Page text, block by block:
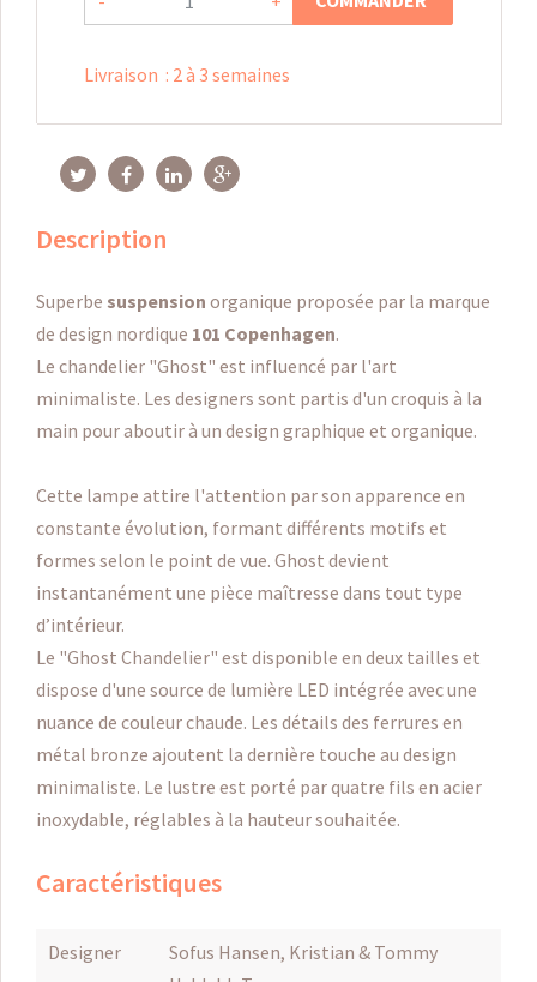
Livraison : 2 à 3 semaines
Description
Superbe suspension organique proposée par la marque
de design nordique 101 Copenhagen.
Le chandelier "Ghost" est influencé par l'art
minimaliste. Les designers sont partis d'un croquis à la
main pour aboutir à un design graphique et organique.
Cette lampe attire l'attention par son apparence en
constante évolution, formant différents motifs et
formes selon le point de vue. Ghost devient
instantanément une pièce maîtresse dans tout type
d’intérieur.
Le "Ghost Chandelier" est disponible en deux tailles et
dispose d'une source de lumière LED intégrée avec une
nuance de couleur chaude. Les détails des ferrures en
métal bronze ajoutent la dernière touche au design
minimaliste. Le lustre est porté par quatre fils en acier
inoxydable, réglables à la hauteur souhaitée.
Caractéristiques
Designer
Sofus Hansen, Kristian & Tommy